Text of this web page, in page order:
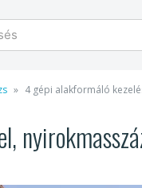
4 gépi alakformáló